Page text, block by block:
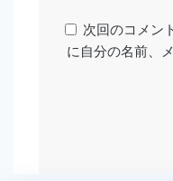
次回のコメン
に自分の名前、